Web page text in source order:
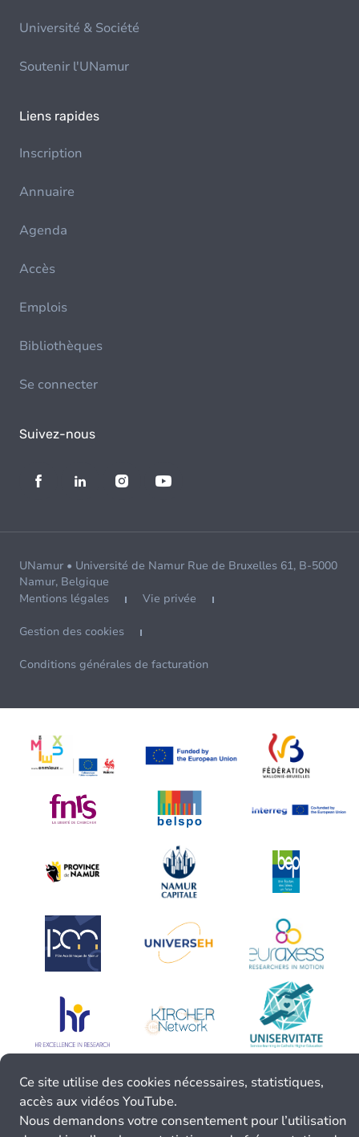
Université & Société
Soutenir l'UNamur
Liens rapides
Inscription
Annuaire
Agenda
Accès
Emplois
Bibliothèques
Se connecter
Suivez-nous
UNamur • Université de Namur Rue de Bruxelles 61, B-5000
Namur, Belgique
Mentions légales
Vie privée
Gestion des cookies
Conditions générales de facturation
Ce site utilise des cookies nécessaires, statistiques,
accès aux vidéos YouTube.
Nous demandons votre consentement pour l’utilisation